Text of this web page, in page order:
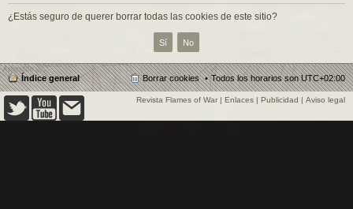
¿Estás seguro de querer borrar todas las cookies de este sitio?
Índice general Todos los horarios sonUTC+02:00
Borrar cookies
Revista Flames of War | Enlaces | Publicidad | Aviso legal